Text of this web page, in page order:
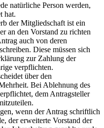
natürliche Person werden,
hat.
der Mitgliedschaft ist ein
an den Vorstand zu richten
auch von deren
Diese müssen sich
zur Zahlung der
verpflichten.
über den
Bei Ablehnung des
dem Antragsteller
wenn der Antrag schriftlich
der erweiterte Vorstand der